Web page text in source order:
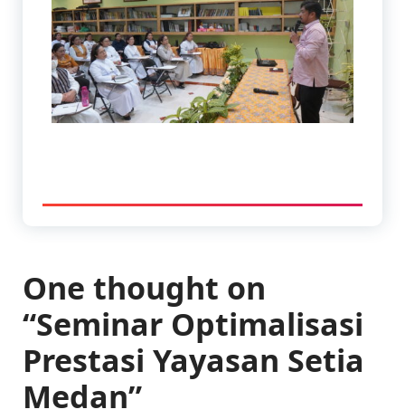
One thought on
“Seminar Optimalisasi
Prestasi Yayasan Setia
Medan”